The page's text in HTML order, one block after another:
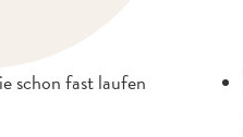
schon fast laufen